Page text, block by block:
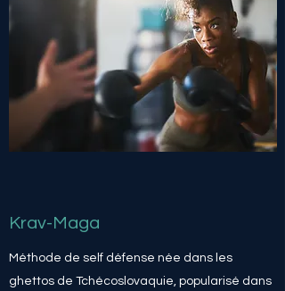
Krav-Maga
Méthode de self défense née dans les
ghettos de Tchécoslovaquie, popularisé dans